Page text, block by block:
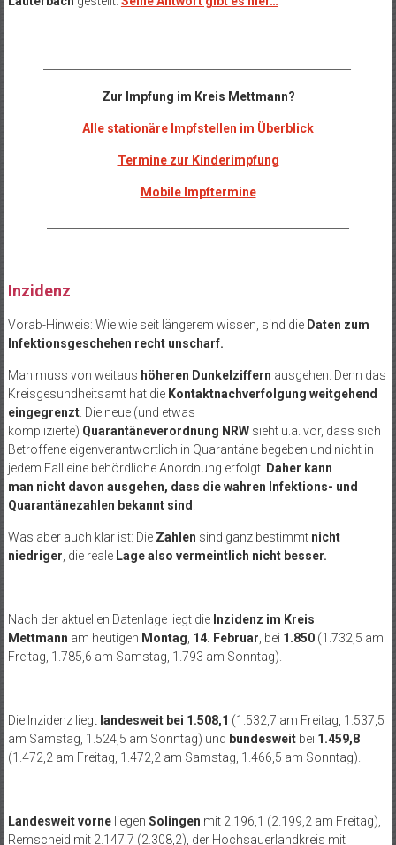
Zur Impfung im Kreis Mettmann?
Alle stationäre Impfstellen im Überblick
Termine zur Kinderimpfung
Mobile Impftermine
Inzidenz
Vorab-Hinweis: Wie wie seit längerem wissen, sind die Daten zum
Infektionsgeschehen recht unscharf.
Man muss von weitaus höheren Dunkelziffern ausgehen. Denn das
Kreisgesundheitsamt hat die Kontaktnachverfolgung weitgehend
eingegrenzt. Die neue (und etwas
komplizierte) Quarantäneverordnung NRWsieht u.a. vor, dass sich
Betroffene eigenverantwortlich in Quarantäne begeben und nicht in
jedem Fall eine behördliche Anordnung erfolgt. Daher kann
man nicht davon ausgehen, dass die wahren Infektions- und
Quarantänezahlen bekannt sind.
Was aber auch klar ist: Die Zahlen sind ganz bestimmt nicht
niedriger, die reale Lage also vermeintlich nicht besser.
Nach der aktuellen Datenlage liegt die Inzidenz im Kreis
Mettmann am heutigen Montag, 14. Februar, bei 1.850(1.732,5 am
Freitag, 1.785,6 am Samstag, 1.793 am Sonntag).
Die Inzidenz liegtlandesweit bei 1.508,1 (1.532,7 am Freitag, 1.537,5
am Samstag, 1.524,5 am Sonntag) und bundesweitbei 1.459,8
(1.472,2 am Freitag, 1.472,2 am Samstag, 1.466,5 am Sonntag).
Landesweitvorneliegen Solingen mit 2.196,1 (2.199,2 am Freitag),
Remscheid mit 2.147,7 (2.308,2), der Hochsauerlandkreis mit